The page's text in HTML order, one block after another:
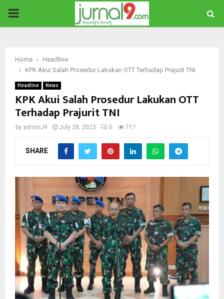
PRIMARY
Home
Headline
KPK Akui Salah Prosedur Lakukan OTT Terhadap Prajurit TNI
Headline News
KPK Akui Salah Prosedur Lakukan OTT
Terhadap Prajurit TNI
by adminJ9 July 28, 2023 0 717
SHARE